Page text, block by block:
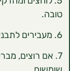
מברישים עם